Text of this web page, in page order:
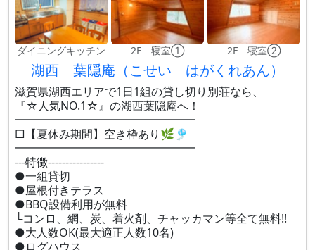
ダイニングキッチン 2F 寝室① 2F 寝室②
湖西 葉隠庵（こせい はがくれあん）
滋賀県湖西エリアで1日1組の貸し切り別荘なら、
『☆人気NO.1☆』の湖西葉隠庵へ！
━━━━━━━━━━━━━━━━
□【夏休み期間】空き枠あり🌿🎐
━━━━━━━━━━━━━━━━
---特徴----------------
●一組貸切
●屋根付きテラス
●BBQ設備利用が無料
└コンロ、網、炭、着火剤、チャッカマン等全て無料!!
●大人数OK(最大適正人数10名)
●ログハウス